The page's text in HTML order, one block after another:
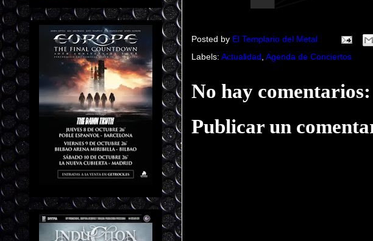
Posted by El Templario del Metal
Labels: Actualidad Agenda de Conciertos
No hay comentarios:
Publicar un